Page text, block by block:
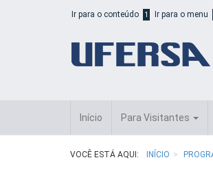
Ir para o conteúdo 1 Ir para o menu
Início Para Visitantes
VOCÊ ESTÁ AQUI: INÍCIO